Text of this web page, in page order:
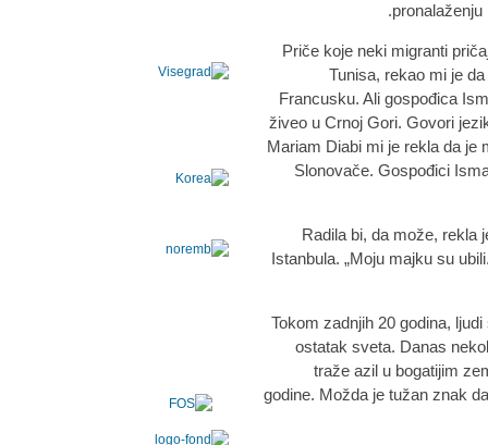
Priče koje neki migranti
Tunisa, rekao mi je
Francusku. Ali gospođica
živeo u Crnoj Gori. Govori
Mariam Diabi mi je rekla da je
Slonovače. Gospođici
Radila bi, da može, rekla
Istanbula. „Moju majku su
Tokom zadnjih 20 godina,
ostatak sveta. Danas
traže azil u bogatijim
godine. Možda je tužan znak